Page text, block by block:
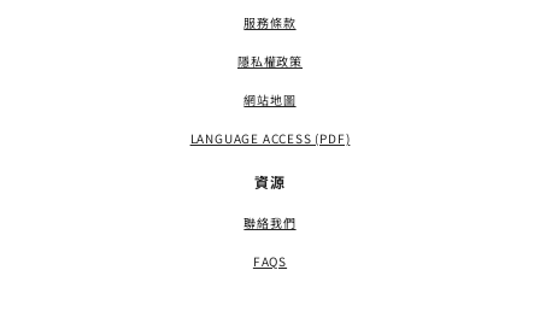
服務條款
隱私權政策
網站地圖
LANGUAGE ACCESS (PDF)
資源
聯絡我們
FAQS